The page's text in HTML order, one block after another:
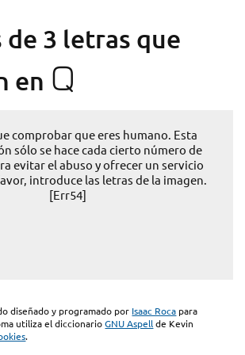
de 3 letras que
en Q
comprobar que eres humano. Esta
sólo se hace cada cierto número de
evitar el abuso y ofrecer un servicio
introduce las letras de la imagen.
[Err54]
diseñado y programado por Isaac Roca para
utiliza el diccionarioGNU Aspellde Kevin
.